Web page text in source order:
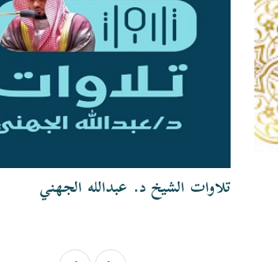
تلاوات الشيخ د. عبدالله الجهني